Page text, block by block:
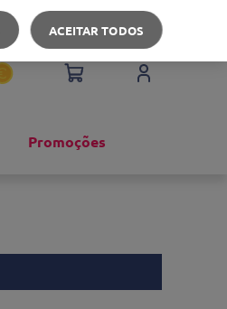
Apoio ao cliente
Promoções
ACEITAR TODOS